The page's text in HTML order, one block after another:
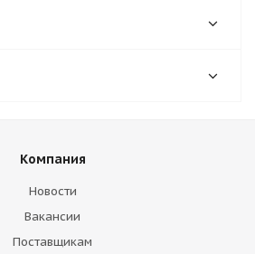
Компания
Новости
Вакансии
Поставщикам